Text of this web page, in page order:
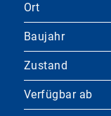
Ort
Baujahr
Zustand
Verfügbar ab